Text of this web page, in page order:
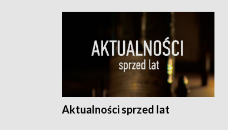
Aktualności sprzed lat